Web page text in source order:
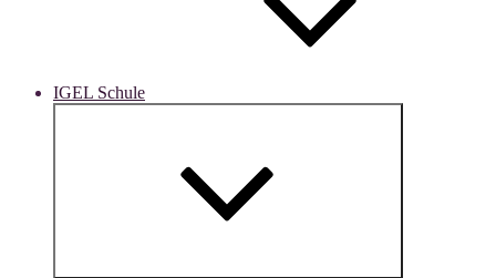
IGEL Schule